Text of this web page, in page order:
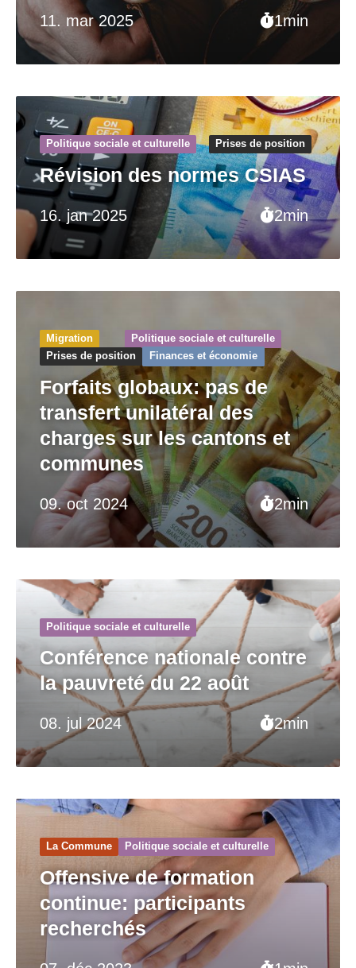
11. mar 2025 1min
16. jan 2025 2min
Politique sociale et culturelle Prises de position
Révision des normes CSIAS
09. oct 2024 2min
Migration
Politique sociale et culturelle
Prises de position
Finances et économie
Forfaits globaux: pas de
transfert unilatéral des
charges sur les cantons et
communes
08. jul 2024 2min
Politique sociale et culturelle
Conférence nationale contre
la pauvreté du 22 août
La Commune Politique sociale et culturelle
Offensive de formation
continue: participants
recherchés